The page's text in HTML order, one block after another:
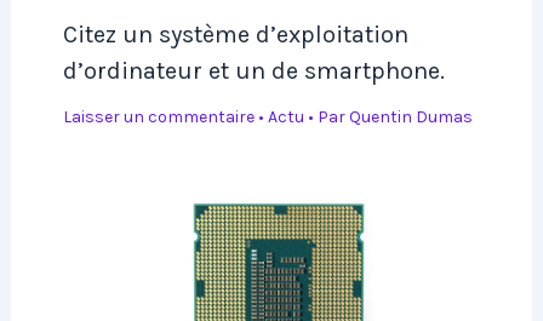
Citez un système d’exploitation
d’ordinateur et un de smartphone.
Laisser un commentaire • Actu • ParQuentin Dumas